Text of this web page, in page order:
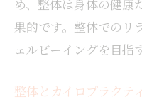
め、整体は身体の健康
果的です。整体でのリ
ェルビーイングを目指
整体とカイロプラクテ